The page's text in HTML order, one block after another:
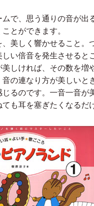
で、思う通りの音が出
とができます。
美しく響かせること。
しい倍音を発生させると
しければ、その数を増
音の連なり方が美しいと
るのです。一音一音が
も耳を塞ぎたくなるだ